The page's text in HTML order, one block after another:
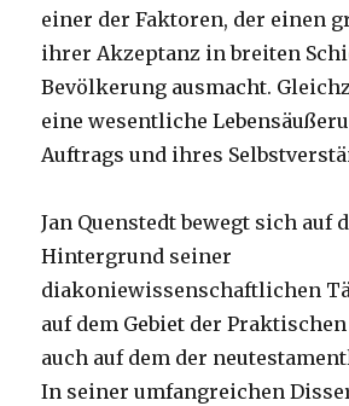
einer der Faktoren, der einen
ihrer Akzeptanz in breiten
Bevölkerung ausmacht.
eine wesentliche
Auftrags und ihres
Jan Quenstedt bewegt sich auf
Hintergrund seiner
diakoniewissenschaftlichen
auf dem Gebiet der
auch auf dem der
In seiner umfangreichen